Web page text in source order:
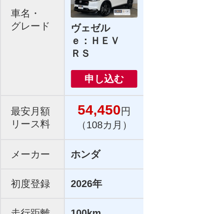
車名・
グレード
ヴェゼル
ｅ：ＨＥＶ
ＲＳ
申し込む
最安月額
リース料
54,450円
（108カ月）
メーカー ホンダ
初度登録 2026年